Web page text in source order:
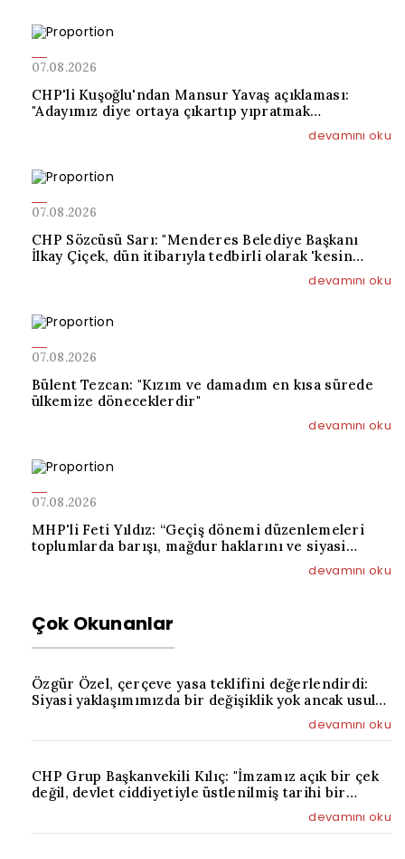
07.08.2026
CHP'li Kuşoğlu'ndan Mansur Yavaş açıklaması:
"Adayımız diye ortaya çıkartıp yıpratmak
istemiyoruz, halkın teveccühü devam ederse tabii ki
devamını oku
07.08.2026
CHP Sözcüsü Sarı: "Menderes Belediye Başkanı
İlkay Çiçek, dün itibarıyla tedbirli olarak 'kesin
devamını oku
07.08.2026
Bülent Tezcan: "Kızım ve damadım en kısa sürede
ülkemize döneceklerdir"
devamını oku
07.08.2026
MHP'li Feti Yıldız: “Geçiş dönemi düzenlemeleri
toplumlarda barışı, mağdur haklarını ve siyasi
devamını oku
Çok Okunanlar
Özgür Özel, çerçeve yasa teklifini değerlendirdi:
Siyasi yaklaşımımızda bir değişiklik yok ancak usul
devamını oku
CHP Grup Başkanvekili Kılıç: "İmzamız açık bir çek
değil, devlet ciddiyetiyle üstlenilmiş tarihi bir
devamını oku